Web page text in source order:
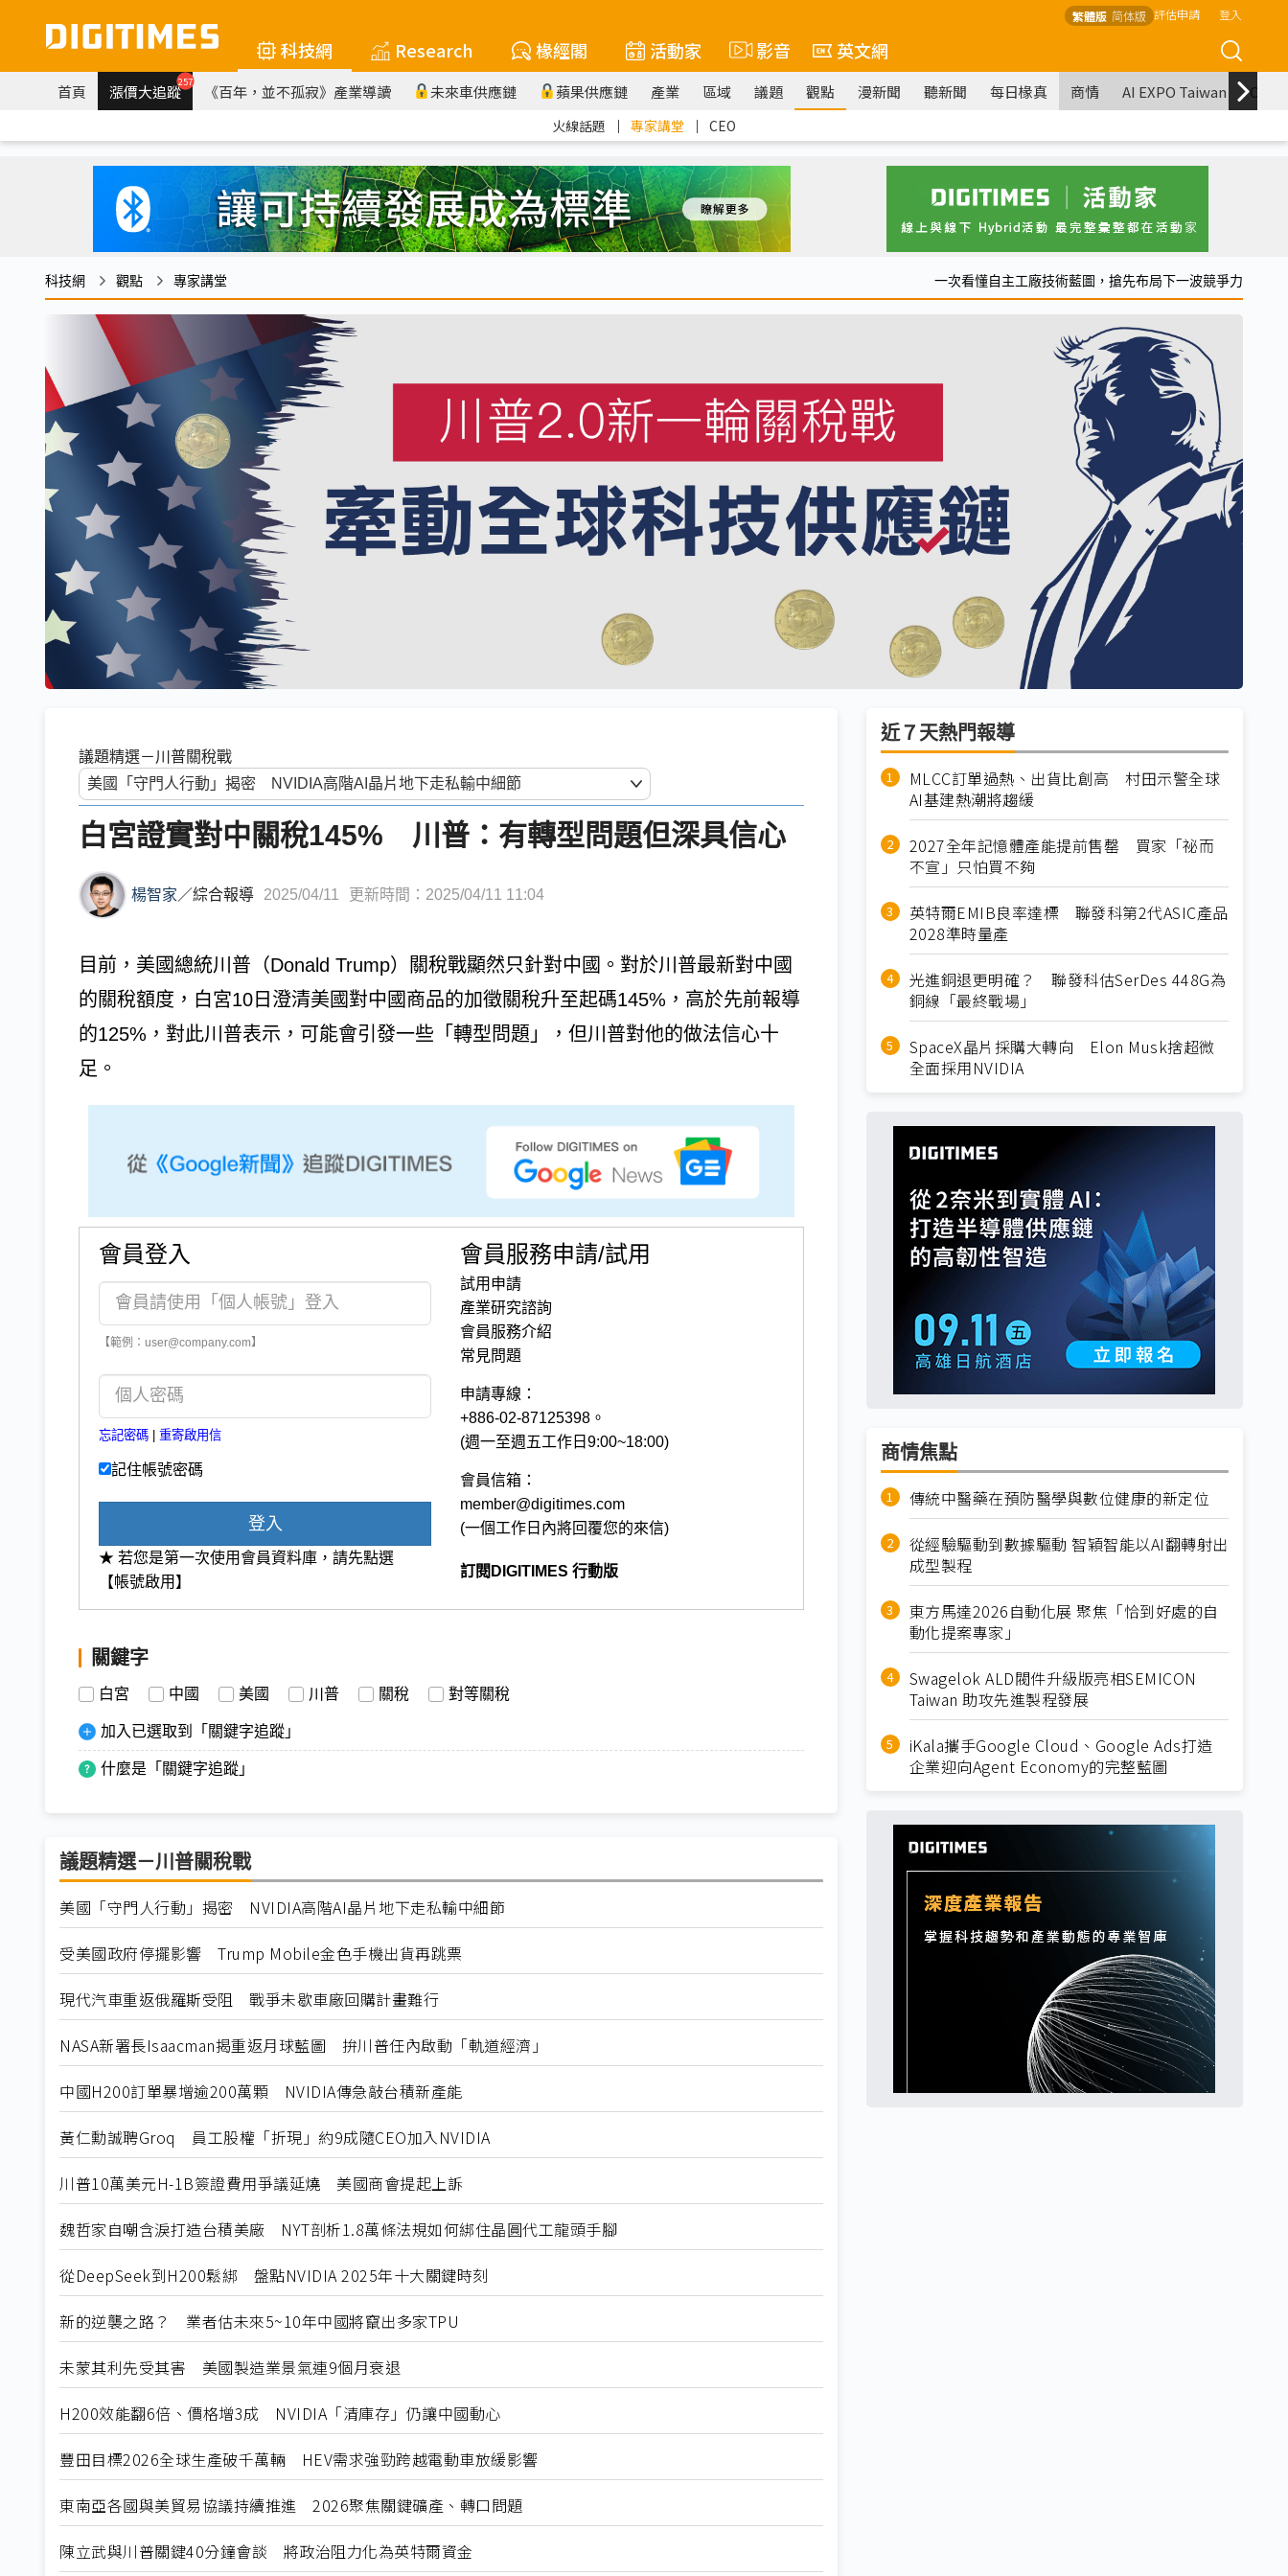
繁體版 简体版 評估申請 登入
科技網 Research 椽經閣 活動家 影音 英文網
首頁 漲價大追蹤257 《百年，並不孤寂》產業導讀 未來車供應鏈 蘋果供應鏈 產業 區域 議題 觀點 漫新聞 聽新聞 每日椽真 商情 AI EXPO Taiwan
火線話題 ｜ 專家講堂 ｜ CEO
科技網 觀點 專家講堂 一次看懂自主工廠技術藍圖，搶先布局下一波競爭力
議題精選－川普關稅戰
白宮證實對中關稅145% 川普：有轉型問題但深具信心
楊智家 ／綜合報導 2025/04/11 更新時間：2025/04/11 11:04
目前，美國總統川普（Donald Trump）關稅戰顯然只針對中國。對於川普最新對中國
的關稅額度，白宮10日澄清美國對中國商品的加徵關稅升至起碼145%，高於先前報導
的125%，對此川普表示，可能會引發一些「轉型問題」，但川普對他的做法信心十
足。
會員登入
【範例：user@company.com】
忘記密碼 | 重寄啟用信
記住帳號密碼
登入
★ 若您是第一次使用會員資料庫，請先點選
【帳號啟用】
會員服務申請/試用
試用申請
產業研究諮詢
會員服務介紹
常見問題
申請專線：
+886-02-87125398。
(週一至週五工作日9:00~18:00)
會員信箱：
member@digitimes.com
(一個工作日內將回覆您的來信)
訂閱DIGITIMES 行動版
關鍵字
白宮 中國 美國 川普 關稅 對等關稅
加入已選取到「關鍵字追蹤」
什麼是「關鍵字追蹤」
議題精選－川普關稅戰
美國「守門人行動」揭密 NVIDIA高階AI晶片地下走私輸中細節
受美國政府停擺影響 Trump Mobile金色手機出貨再跳票
現代汽車重返俄羅斯受阻 戰爭未歇車廠回購計畫難行
NASA新署長Isaacman揭重返月球藍圖 拚川普任內啟動「軌道經濟」
中國H200訂單暴增逾200萬顆 NVIDIA傳急敲台積新產能
黃仁勳誠聘Groq 員工股權「折現」約9成隨CEO加入NVIDIA
川普10萬美元H-1B簽證費用爭議延燒 美國商會提起上訴
魏哲家自嘲含淚打造台積美廠 NYT剖析1.8萬條法規如何綁住晶圓代工龍頭手腳
從DeepSeek到H200鬆綁 盤點NVIDIA 2025年十大關鍵時刻
新的逆襲之路？ 業者估未來5~10年中國將竄出多家TPU
未蒙其利先受其害 美國製造業景氣連9個月衰退
H200效能翻6倍、價格增3成 NVIDIA「清庫存」仍讓中國動心
豐田目標2026全球生產破千萬輛 HEV需求強勁跨越電動車放緩影響
東南亞各國與美貿易協議持續推進 2026聚焦關鍵礦產、轉口問題
陳立武與川普關鍵40分鐘會談 將政治阻力化為英特爾資金
近７天熱門報導
MLCC訂單過熱、出貨比創高 村田示警全球
AI基建熱潮將趨緩
2027全年記憶體產能提前售罄 買家「祕而
不宣」只怕買不夠
英特爾EMIB良率達標 聯發科第2代ASIC產品
2028準時量產
光進銅退更明確？ 聯發科估SerDes 448G為
銅線「最終戰場」
SpaceX晶片採購大轉向 Elon Musk捨超微
全面採用NVIDIA
商情焦點
傳統中醫藥在預防醫學與數位健康的新定位
從經驗驅動到數據驅動 智穎智能以AI翻轉射出
成型製程
東方馬達2026自動化展 聚焦「恰到好處的自
動化提案專家」
Swagelok ALD閥件升級版亮相SEMICON
Taiwan 助攻先進製程發展
iKala攜手Google Cloud、Google Ads打造
企業迎向Agent Economy的完整藍圖